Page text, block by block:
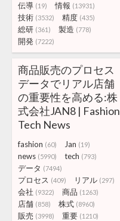
伝導 (19) 情報 (13931)
技術 (3532) 精度 (435)
総研 (361) 製造 (778)
開発 (7222)
商品販売のプロセス
データでリアル店舗
の重要性を高める:株
式会社JAN8 | Fashion
Tech News
fashion (60) Jan (19)
news (5990) tech (793)
データ (7494)
プロセス (409) リアル (297)
会社 (9322) 商品 (1263)
店舗 (858) 株式 (8960)
販売 (3998) 重要 (1210)